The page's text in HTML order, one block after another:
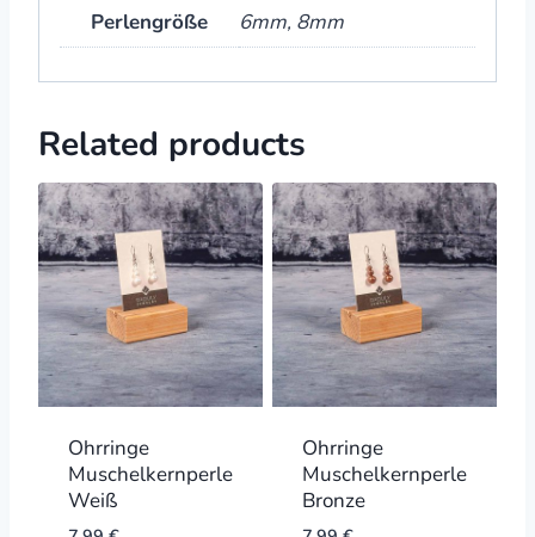
Perlengröße 6mm, 8mm
Related products
Ohrringe
Muschelkernperle
Weiß
Ohrringe
Muschelkernperle
Bronze